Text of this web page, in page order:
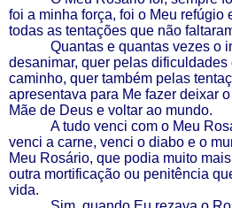
foi a minha força, foi o Meu refúgio
todas as tentações que não
Quantas e quantas vezes o
desanimar, quer pelas dificuldades
caminho, quer também pelas
apresentava para Me fazer deixar
Mãe de Deus e voltar ao mundo.
A tudo venci com o Meu
venci a carne, venci o diabo e o
Meu Rosário, que podia muito
outra mortificação ou penitência
vida.